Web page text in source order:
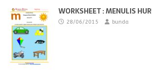
WORKSHEET : MENULIS
28/06/2015 bunda